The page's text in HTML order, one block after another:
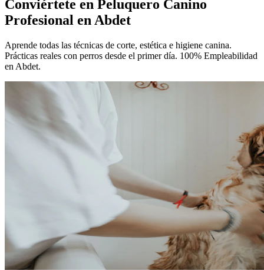
Conviértete en Peluquero Canino
Profesional en Abdet
Aprende todas las técnicas de corte, estética e higiene canina.
Prácticas reales con perros desde el primer día. 100% Empleabilidad
en Abdet.